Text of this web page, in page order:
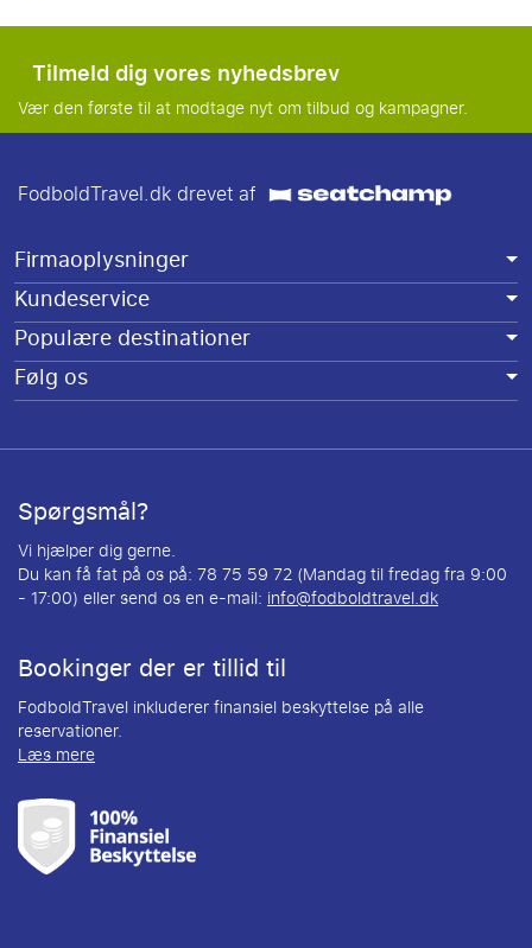
Tilmeld dig vores nyhedsbrev
Vær den første til at modtage nyt om tilbud og kampagner.
FodboldTravel.dk drevet af
Firmaoplysninger
Kundeservice
Populære destinationer
Følg os
Spørgsmål?
Vi hjælper dig gerne.
Du kan få fat på os på: 78 75 59 72 (Mandag til fredag fra 9:00
- 17:00) eller send os en e-mail: info@fodboldtravel.dk
Bookinger der er tillid til
FodboldTravel inkluderer finansiel beskyttelse på alle
reservationer.
Læs mere